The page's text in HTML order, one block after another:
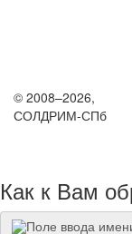
© 2008–2026,
СОЛДРИМ-СПб
Как к Вам